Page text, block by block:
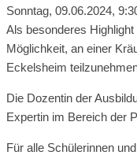
Sonntag, 09.06.2024,
Als besonderes
Möglichkeit, an einer
Eckelsheim
Die Dozentin der
Expertin im Bereich der
Für alle Schülerinnen